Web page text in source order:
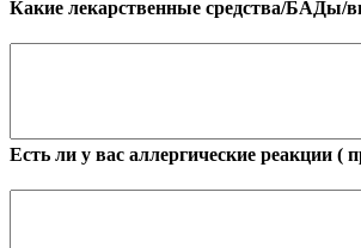
Какие лекарственные средства/БАДы/
Есть ли у вас аллергические реакции (